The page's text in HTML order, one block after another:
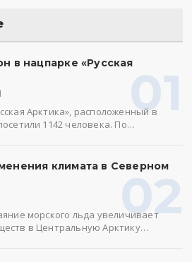
01
в нацпарке «Русская
Арктика», расположенный в
1142 человека. По…
02
климата в Северном
морского льда увеличивает
в Центральную Арктику…